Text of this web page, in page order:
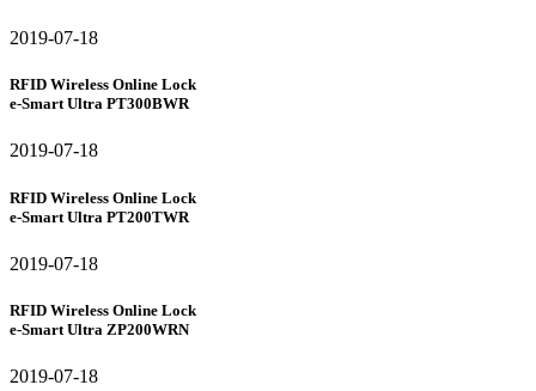
2019-07-18
RFID Wireless Online Lock
e-Smart Ultra PT300BWR
2019-07-18
RFID Wireless Online Lock
e-Smart Ultra PT200TWR
2019-07-18
RFID Wireless Online Lock
e-Smart Ultra ZP200WRN
2019-07-18